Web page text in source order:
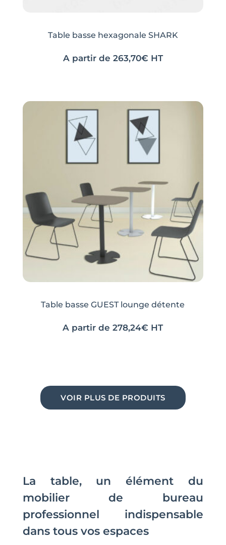
Table basse hexagonale SHARK
A partir de 263,70€ HT
Table basse GUEST lounge détente
A partir de278,24€ HT
variations.
page
variations.
page
VOIR PLUS DE PRODUITS
La table, un élément du
mobilier de bureau
professionnel indispensable
dans tous vos espaces